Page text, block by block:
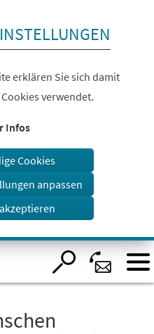
erklären Sie sich damit
verwendet.
Infos
Cookies
anpassen